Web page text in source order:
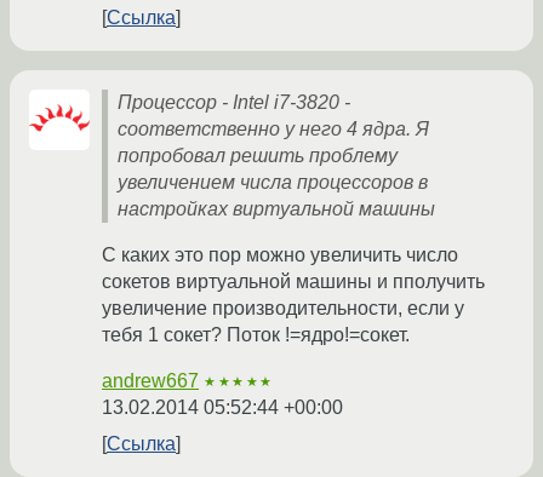
Ссылка
Процессор - Intel i7-3820 -
соответственно у него 4 ядра. Я
попробовал решить проблему
увеличением числа процессоров в
настройках виртуальной машины
С каких это пор можно увеличить число
сокетов виртуальной машины и пполучить
увеличение производительности, если у
тебя 1 сокет? Поток !=ядро!=сокет.
andrew667 ★★★★★
13.02.2014 05:52:44 +00:00
Ссылка